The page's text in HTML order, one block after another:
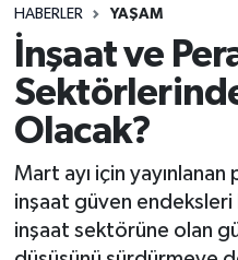
HABERLER YAŞAM
İnşaat ve
Olacak?
Mart ayı için
inşaat güven
inşaat sektörüne olan
Süper Lig Puan
Tüm Manşetler
Haber Arşivi